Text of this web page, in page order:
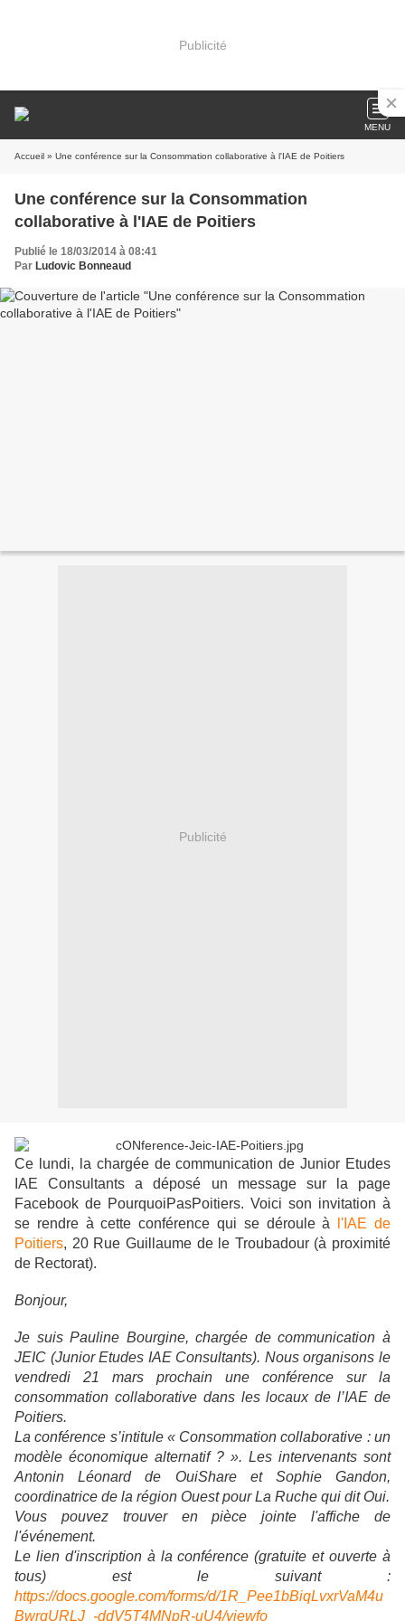
Publicité
MENU
Accueil » Une conférence sur la Consommation collaborative à l'IAE de Poitiers
Une conférence sur la Consommation
collaborative à l'IAE de Poitiers
Publié le 18/03/2014 à 08:41
Par Ludovic Bonneaud
Publicité
Ce lundi, la chargée de communication de Junior Etudes
IAE Consultants a déposé un message sur la page
Facebook de PourquoiPasPoitiers. Voici son invitation à
se rendre à cette conférence qui se déroule à
l'IAE de
Poitiers, 20 Rue Guillaume de le Troubadour (à proximité
de Rectorat).
Bonjour,
Je suis Pauline Bourgine, chargée de communication à
JEIC (Junior Etudes IAE Consultants). Nous organisons le
vendredi 21 mars prochain une conférence sur la
consommation collaborative dans les locaux de l’IAE de
Poitiers.
La conférence s’intitule « Consommation collaborative : un
modèle économique alternatif ? ». Les intervenants sont
Antonin Léonard de OuiShare et Sophie Gandon,
coordinatrice de la région Ouest pour La Ruche qui dit Oui.
Vous pouvez trouver en pièce jointe l'affiche de
l'événement.
Le lien d'inscription à la conférence (gratuite et ouverte à
tous) est le suivant :
https://docs.google.com/forms/d/1R_Pee1bBiqLvxrVaM4u
BwrqURLJ_-ddV5T4MNpR-uU4/viewfo